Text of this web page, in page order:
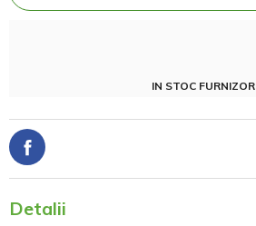
IN STOC FURNIZOR
Detalii